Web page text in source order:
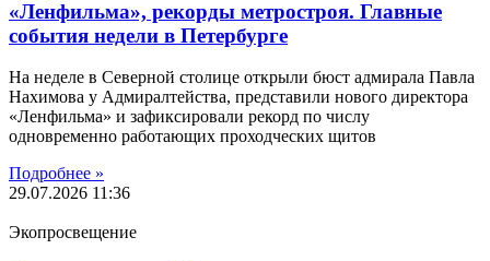
«Ленфильма», рекорды метростроя. Главные
события недели в Петербурге
На неделе в Северной столице открыли бюст адмирала Павла
Нахимова у Адмиралтейства, представили нового директора
«Ленфильма» и зафиксировали рекорд по числу
одновременно работающих проходческих щитов
Подробнее »
29.07.2026 11:36
Экопросвещение